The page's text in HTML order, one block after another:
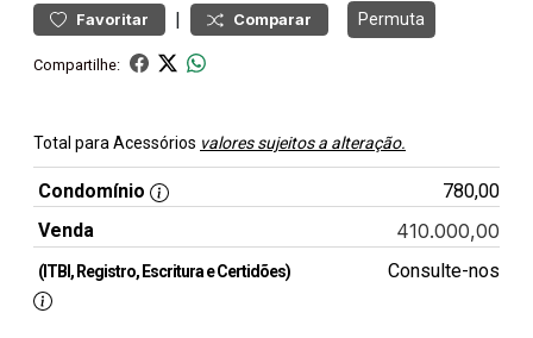
Favoritar | Comparar Permuta
Compartilhe:
Total para Acessórios valores sujeitos a alteração.
Condomínio
780,00
Venda
410.000,00
(ITBI, Registro, Escritura e Certidões) Consulte-nos